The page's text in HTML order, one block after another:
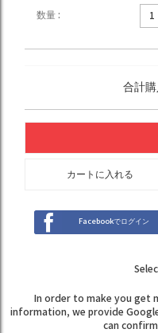
数量 :
合計
カートに入れる
Facebookでログイン
In order to make you get
information, we provide
can